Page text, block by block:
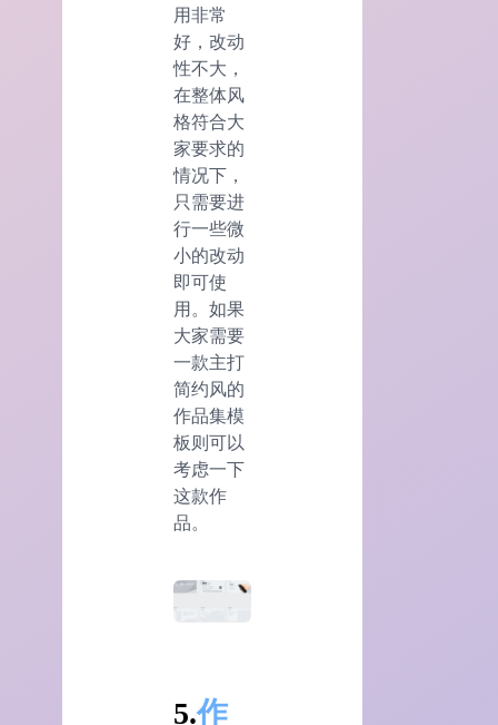
用非常
好，改动
性不大，
在整体风
格符合大
家要求的
情况下，
只需要进
行一些微
小的改动
即可使
用。如果
大家需要
一款主打
简约风的
作品集模
板则可以
考虑一下
这款作
品。
5.作